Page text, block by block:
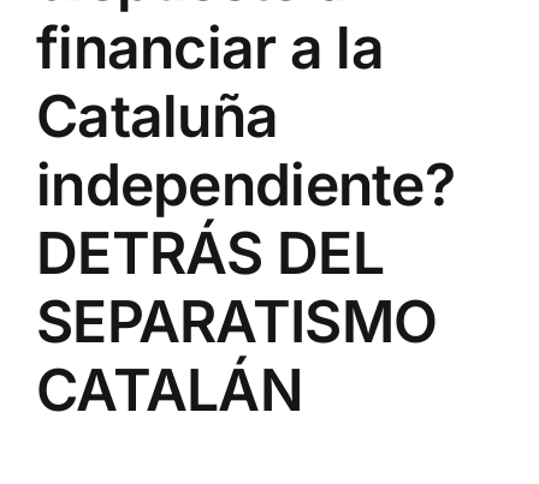
financiar a la
Cataluña
independiente?
DETRÁS DEL
SEPARATISMO
CATALÁN